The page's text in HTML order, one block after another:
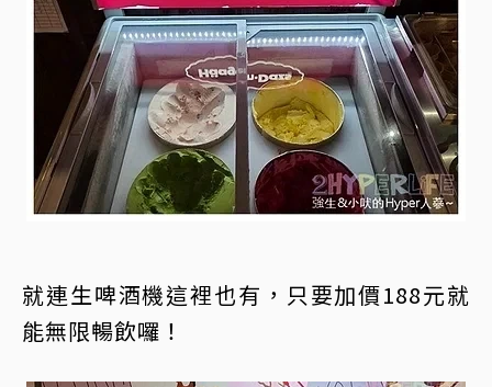
就連生啤酒機這裡也有，只要加價188元就
能無限暢飲囉！